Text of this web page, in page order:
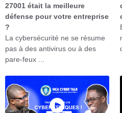
27001 était la meilleure
défense pour votre entreprise
?
La cybersécurité ne se résume
pas à des antivirus ou à des
pare-feux ...